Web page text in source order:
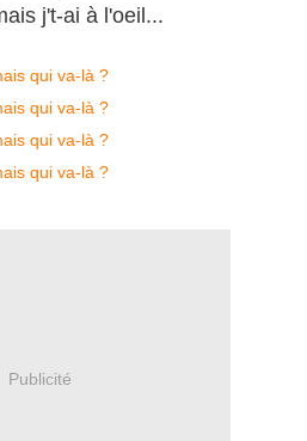
j't-ai à l'oeil...
Publicité